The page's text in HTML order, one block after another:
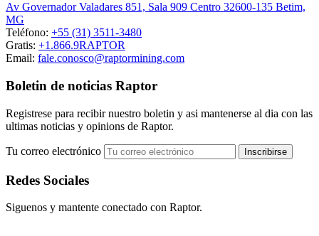
Av Governador Valadares 851, Sala 909 Centro 32600-135 Betim,
MG
Teléfono: +55 (31) 3511-3480
Gratis: +1.866.9RAPTOR
Email: fale.conosco@raptormining.com
Boletin de noticias Raptor
Registrese para recibir nuestro boletin y asi mantenerse al dia con las
ultimas noticias y opinions de Raptor.
Tu correo electrónico
Redes Sociales
Siguenos y mantente conectado con Raptor.